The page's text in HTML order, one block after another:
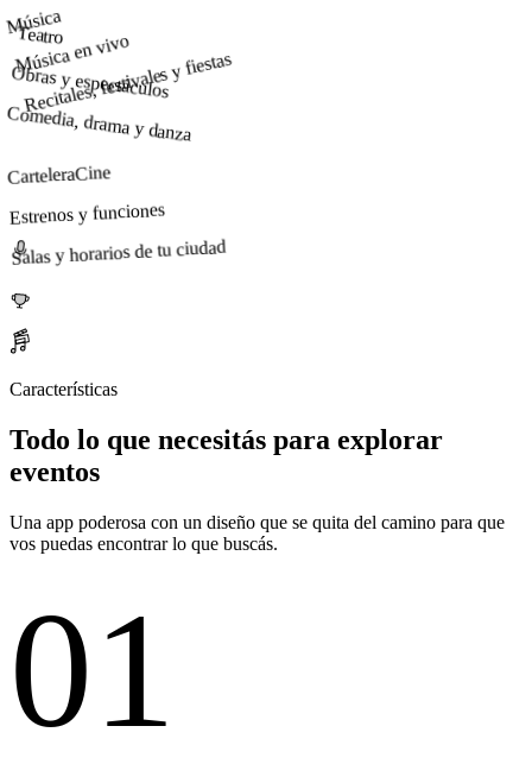
Música
Música en vivo
Recitales, festivales y fiestas
Teatro
Obras y espectáculos
Comedia, drama y danza
CarteleraCine
Estrenos y funciones
Salas y horarios de tu ciudad
Características
Todo lo que necesitás para explorar
eventos
Una app poderosa con un diseño que se quita del camino para que
vos puedas encontrar lo que buscás.
01